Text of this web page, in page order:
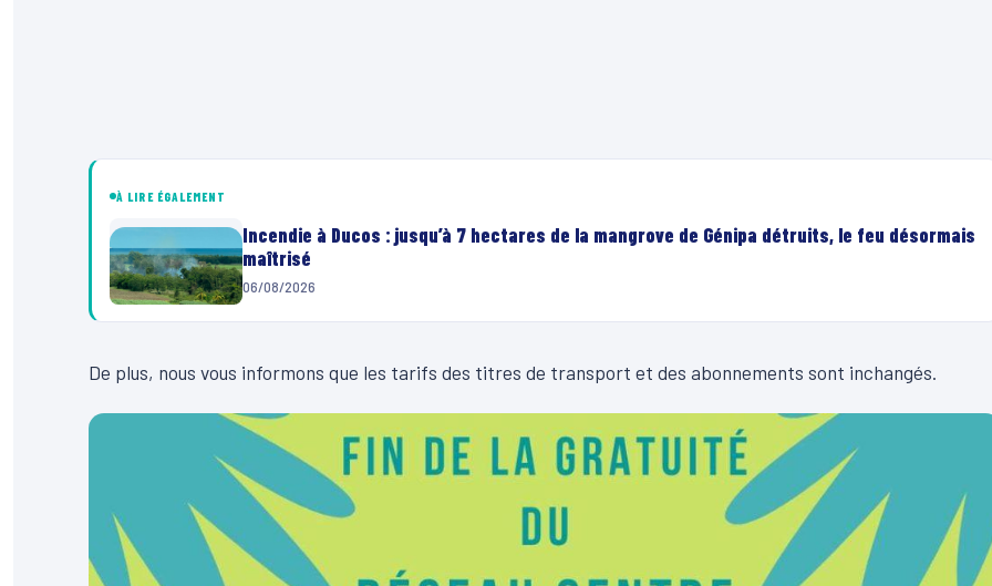
À LIRE ÉGALEMENT
Incendie à Ducos : jusqu’à 7 hectares de la mangrove de Génipa détruits, le feu désormais
maîtrisé
06/08/2026
De plus, nous vous informons que les tarifs des titres de transport et des abonnements sont inchangés.